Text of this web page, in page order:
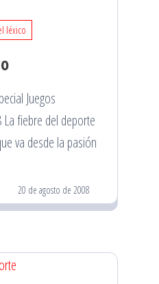
léxico
Juegos
fiebre del deporte
va desde la pasión
20 de agosto de 2008